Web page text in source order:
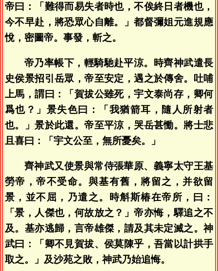
帝曰：「難得而易失者時也，不俟終日者機也，
今不早赴，將恐眾心自離。」都督彌姐元進規應
悅，密圖帝。事發，斬之。
帝乃率帳下，輕騎馳赴平涼。時齊神武遣長
史侯景招引岳眾，帝至安定，遇之於傳舍。吐哺
上馬，謂曰：「賀拔公雖死，宇文泰尚存，卿何
爲也？」景失色曰：「我猶箭耳，隨人所射者
也。」景於此還。帝至平涼，哭岳甚慟。將士悲
且喜曰：「宇文公至，無所憂矣。」
齊神武又使景與常侍張華原、義寧太守王基
勞帝，帝不受命。與基有舊，將留之，并欲留
景，並不屈，乃遣之。時斛斯椿在帝所，曰：
「景，人傑也，何故放之？」帝亦悔，驛追之不
及。基亦逃歸，言帝雄傑，請及其未定滅之。神
武曰：「卿不見賀拔、侯莫陳乎，吾當以計拱手
取之。」及沙苑之敗，神武乃始追悔。